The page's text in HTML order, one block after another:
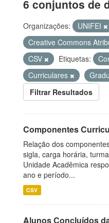
6 conjuntos de
Organizações: UNIFEI
Creative Commons
CSV
Etiquetas:
Curriculares
Filtrar Resultados
Componentes
Relação dos
sigla, carga horária,
Unidade Acadêmica
ano e período...
CSV
Alunos Concluídos